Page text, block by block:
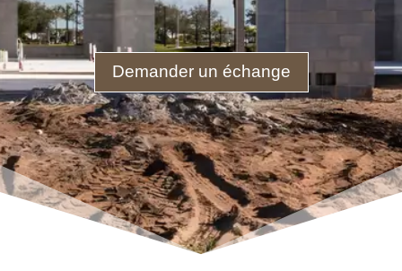
Demander un échange